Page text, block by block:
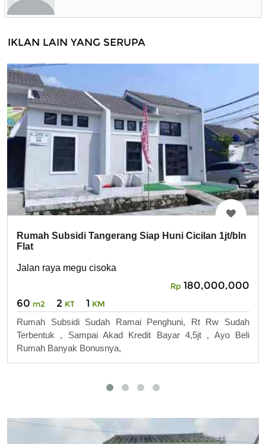
IKLAN LAIN YANG SERUPA
Rumah Subsidi Tangerang Siap Huni Cicilan 1jt/bln
Flat
Jalan raya megu cisoka
Rp 180,000,000
60 m2 2 KT 1 KM
Rumah Subsidi Sudah Ramai Penghuni, Rt Rw Sudah
Terbentuk , Sampai Akad Kredit Bayar 4,5jt , Ayo Beli
Rumah Banyak Bonusnya,